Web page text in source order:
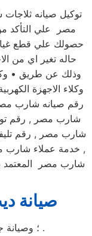
توكيل صيانه
مصر علي التأكد
حصولك علي قطع
حاله تغير اي من
وذلك عن طريق •
وكلاء الاجهزة
رقم صيانه شارب
شارب مصر , رقم
شارب مصر , رقم
, خدمة عملاء شارب
شارب مصر
صيانة
؛ وصيانة جميع اعطال الديب فريزر بالمنزل .